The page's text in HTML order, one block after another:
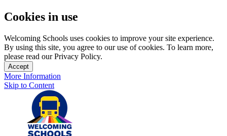
Cookies in use
Welcoming Schools uses cookies to improve your site experience.
By using this site, you agree to our use of cookies. To learn more,
please read our Privacy Policy.
Accept
More Information
Skip to Content